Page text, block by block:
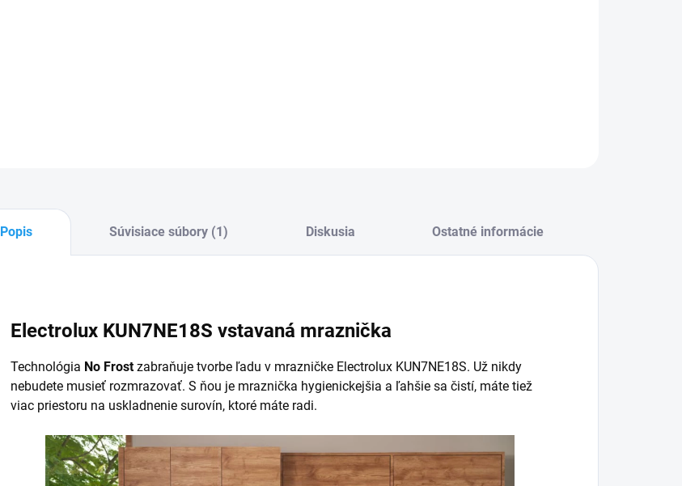
Popis Súvisiace súbory (1) Diskusia Ostatné informácie
Electrolux KUN7NE18S vstavaná mraznička
Technológia No Frostzabraňuje tvorbe ľadu v mrazničke Electrolux KUN7NE18S. Už nikdy
nebudete musieť rozmrazovať. S ňou je mraznička hygienickejšia a ľahšie sa čistí, máte tiež
viac priestoru na uskladnenie surovín, ktoré máte radi.